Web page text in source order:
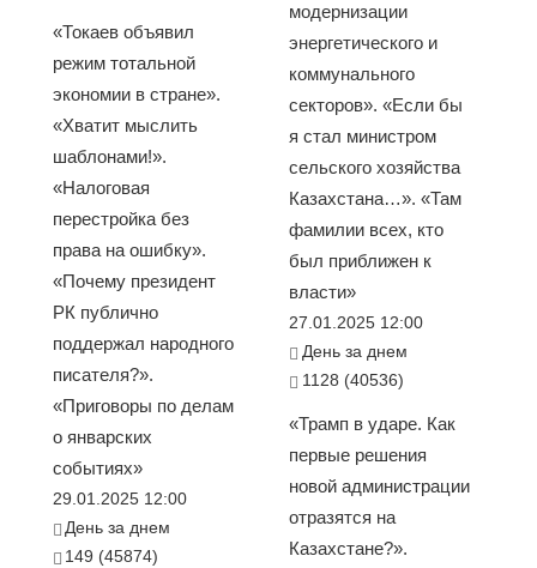
«Токаев объявил
режим тотальной
экономии в стране».
«Хватит мыслить
шаблонами!».
«Налоговая
перестройка без
права на ошибку».
«Почему президент
РК публично
поддержал народного
писателя?».
«Приговоры по делам
о январских
событиях»
29.01.2025 12:00
День за днем
149 (45874)
модернизации
энергетического и
коммунального
секторов». «Если бы
я стал министром
сельского хозяйства
Казахстана…». «Там
фамилии всех, кто
был приближен к
власти»
27.01.2025 12:00
День за днем
1128 (40536)
«Трамп в ударе. Как
первые решения
новой администрации
отразятся на
Казахстане?».